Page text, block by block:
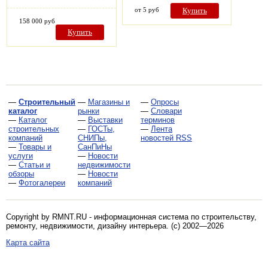
158 000 руб
Купить
от 5 руб Купить
— Строительный
каталог
— Каталог
строительных
компаний
— Товары и
услуги
— Статьи и
обзоры
— Фотогалереи
— Магазины и
рынки
— Выставки
— ГОСТы,
СНИПы,
СанПиНы
— Новости
недвижимости
— Новости
компаний
— Опросы
— Словари
терминов
— Лента
новостей RSS
Copyright by RMNT.RU - информационная система по строительству,
ремонту, недвижимости, дизайну интерьера . (c) 2002—2026
Карта сайта